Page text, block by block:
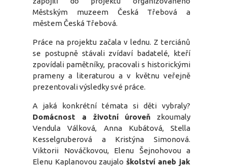
Městským muzeem Česká Třebová a
městem Česká Třebová.
Práce na projektu začala v lednu. Z terciánů
se postupně stávali zvídaví badatelé, kteří
zpovídali pamětníky, pracovali s historickými
prameny a literaturou a v květnu veřejně
prezentovali výsledky své práce.
A jaká konkrétní témata si děti vybraly?
Domácnost a životní úroveň zkoumaly
Vendula Válková, Anna Kubátová, Stella
Kesselgruberová a Kristýna Simonová.
Viktorii Nováčkovou, Elenu Šejnohovou a
Elenu Kaplanovou zaujalo školství aneb jak